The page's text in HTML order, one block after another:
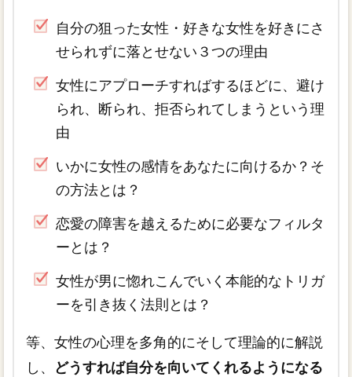
自分の狙った女性・好きな女性を好きにさ
せられずに落とせない３つの理由
女性にアプローチすればするほどに、避け
られ、断られ、拒否られてしまうという理
由
いかに女性の感情をあなたに向けるか？そ
の方法とは？
恋愛の障害を越えるために必要なフィルタ
ーとは？
女性が男に惚れこんでいく本能的なトリガ
ーを引き抜く法則とは？
等、女性の心理を多角的にそして理論的に解説
し、
どうすれば自分を向いてくれるようになる